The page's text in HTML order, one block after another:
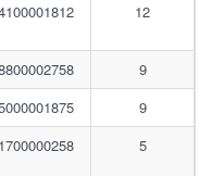
12
9
9
1700000258 5